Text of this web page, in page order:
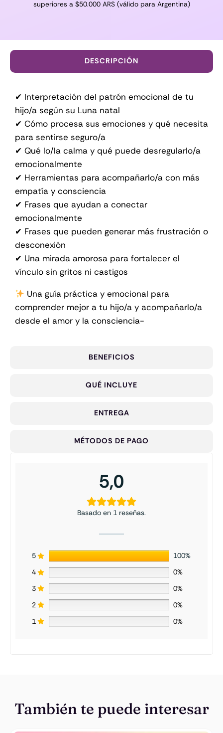
superiores a $50.000 ARS (válido para Argentina)
DESCRIPCIÓN
BENEFICIOS
QUÉ INCLUYE
ENTREGA
MÉTODOS DE PAGO
✔ Interpretación del patrón emocional de tu
hijo/a según su Luna natal
✔ Cómo procesa sus emociones y qué necesita
para sentirse seguro/a
✔ Qué lo/la calma y qué puede desregularlo/a
emocionalmente
✔ Herramientas para acompañarlo/a con más
empatía y consciencia
✔ Frases que ayudan a conectar
emocionalmente
✔ Frases que pueden generar más frustración o
desconexión
✔ Una mirada amorosa para fortalecer el
vínculo sin gritos ni castigos
Una guía práctica y emocional para
comprender mejor a tu hijo/a y acompañarlo/a
desde el amor y la consciencia-
5,0
Basado en 1 reseñas.
5
100%
4
0%
3
0%
2
0%
1
0%
También te puede interesar